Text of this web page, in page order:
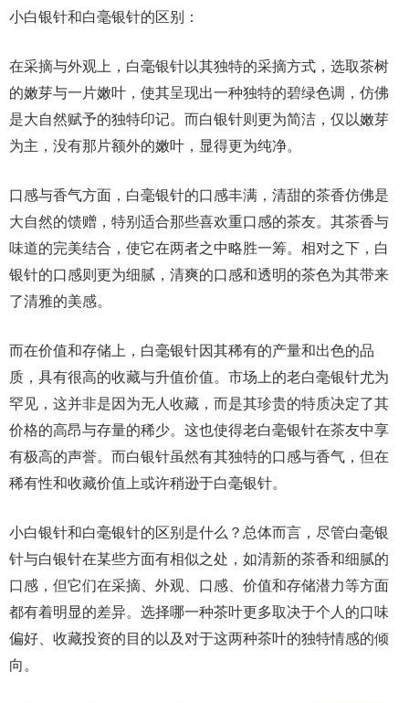
小白银针和白毫银针的区别：
在采摘与外观上，白毫银针以其独特的采摘方式，选取茶树
的嫩芽与一片嫩叶，使其呈现出一种独特的碧绿色调，仿佛
是大自然赋予的独特印记。而白银针则更为简洁，仅以嫩芽
为主，没有那片额外的嫩叶，显得更为纯净。
口感与香气方面，白毫银针的口感丰满，清甜的茶香仿佛是
大自然的馈赠，特别适合那些喜欢重口感的茶友。其茶香与
味道的完美结合，使它在两者之中略胜一筹。相对之下，白
银针的口感则更为细腻，清爽的口感和透明的茶色为其带来
了清雅的美感。
而在价值和存储上，白毫银针因其稀有的产量和出色的品
质，具有很高的收藏与升值价值。市场上的老白毫银针尤为
罕见，这并非是因为无人收藏，而是其珍贵的特质决定了其
价格的高昂与存量的稀少。这也使得老白毫银针在茶友中享
有极高的声誉。而白银针虽然有其独特的口感与香气，但在
稀有性和收藏价值上或许稍逊于白毫银针。
小白银针和白毫银针的区别是什么？总体而言，尽管白毫银
针与白银针在某些方面有相似之处，如清新的茶香和细腻的
口感，但它们在采摘、外观、口感、价值和存储潜力等方面
都有着明显的差异。选择哪一种茶叶更多取决于个人的口味
偏好、收藏投资的目的以及对于这两种茶叶的独特情感的倾
向。